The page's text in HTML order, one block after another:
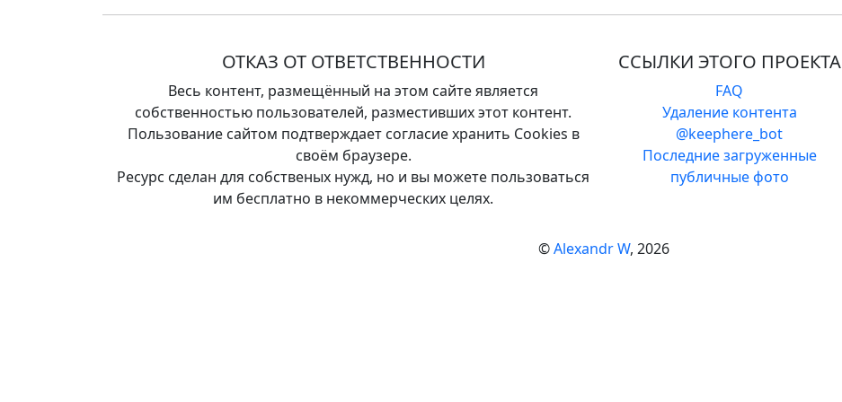
ОТКАЗ ОТ ОТВЕТСТВЕННОСТИ
Весь контент, размещённый на этом сайте является
собственностью пользователей, разместивших этот контент.
Пользование сайтом подтверждает согласие хранить Cookies в
своём браузере.
Ресурс сделан для собственых нужд, но и вы можете пользоваться
им бесплатно в некоммерческих целях.
ССЫЛКИ ЭТОГО ПРОЕКТА
FAQ
Удаление контента
@keephere_bot
Последние загруженные
публичные фото
©Alexandr W, 2026